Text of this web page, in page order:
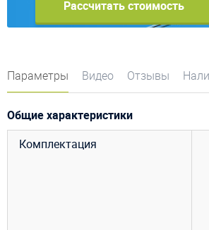
Рассчитать стоимость
Параметры Видео Отзывы
Общие характеристики
Комплектация